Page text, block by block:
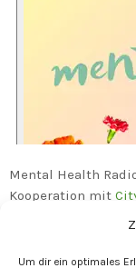
Um dir ein optimales
Mental Health
Kooperation mit
Förderung eines